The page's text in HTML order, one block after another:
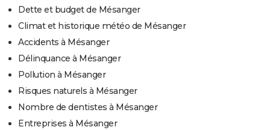
Dette et budget de Mésanger
Climat et historique météo de Mésanger
Accidents à Mésanger
Délinquance à Mésanger
Pollution à Mésanger
Risques naturels à Mésanger
Nombre de dentistes à Mésanger
Entreprises à Mésanger